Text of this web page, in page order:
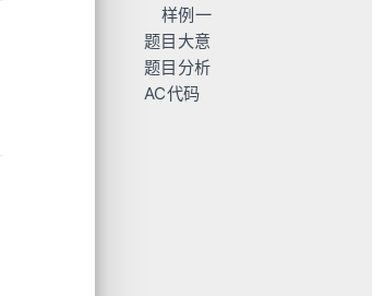
样例一
输入
输出
题目大意
题目分析
AC代码